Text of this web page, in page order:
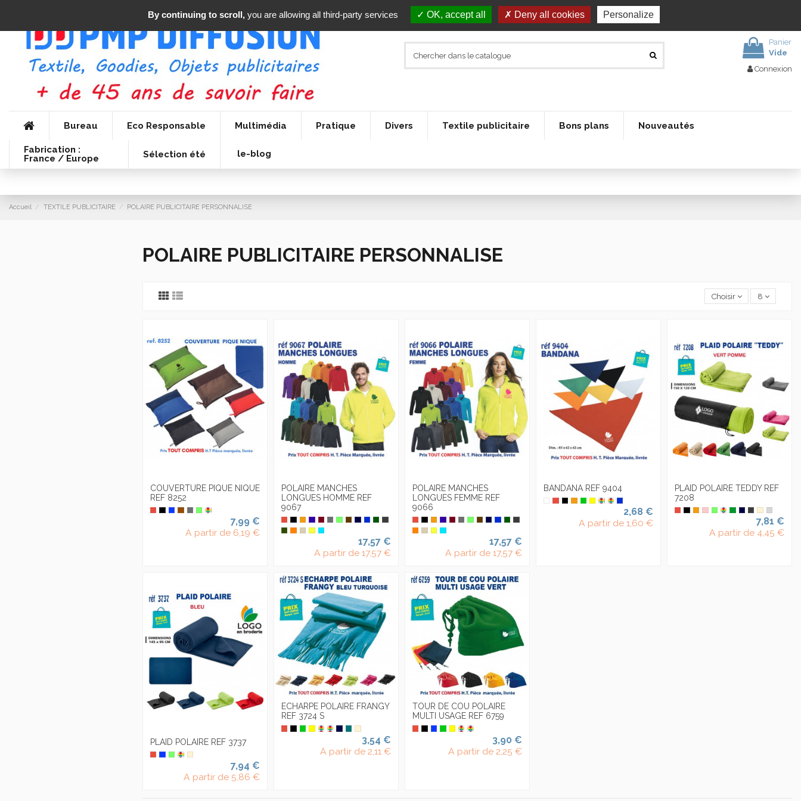
Panier
Vide
Connexion
Bureau Eco Responsable Multimédia Pratique Divers Textile publicitaire Bons plans Nouveautés
Fabrication :
France / Europe
Sélection été le-blog
Accueil TEXTILE PUBLICITAIRE POLAIRE PUBLICITAIRE PERSONNALISE
POLAIRE PUBLICITAIRE PERSONNALISE
Choisir 8
COUVERTURE PIQUE NIQUE
REF 8252
7,99 €
A partir de 6,19 €
POLAIRE MANCHES
LONGUES HOMME REF
9067
17,57 €
A partir de 17,57 €
POLAIRE MANCHES
LONGUES FEMME REF
9066
17,57 €
A partir de 17,57 €
BANDANA REF 9404
2,68 €
A partir de 1,60 €
PLAID POLAIRE TEDDY REF
7208
7,81 €
A partir de 4,45 €
PLAID POLAIRE REF 3737
7,94 €
A partir de 5,86 €
ECHARPE POLAIRE FRANGY
REF 3724 S
3,54 €
A partir de 2,11 €
TOUR DE COU POLAIRE
MULTI USAGE REF 6759
3,90 €
A partir de 2,25 €
By continuing to scroll,you are allowing all third-party services OK, accept all Deny all cookies Personalize